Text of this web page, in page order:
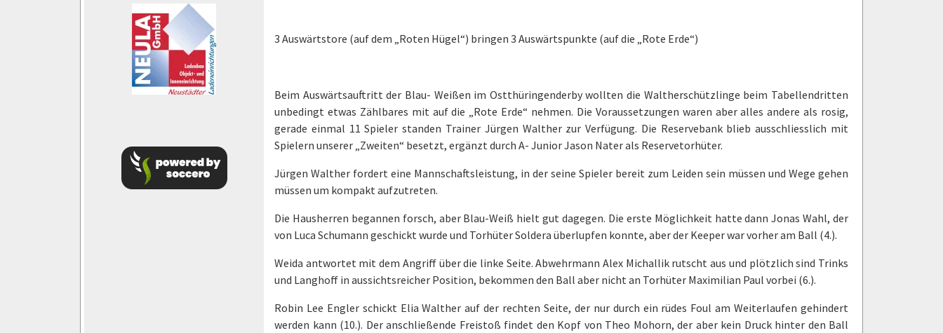
3 Auswärtstore (auf dem „Roten Hügel“) bringen 3 Auswärtspunkte (auf die „Rote Erde“)
Beim Auswärtsauftritt der Blau- Weißen im Ostthüringenderby wollten die Waltherschützlinge beim Tabellendritten
unbedingt etwas Zählbares mit auf die „Rote Erde“ nehmen. Die Voraussetzungen waren aber alles andere als rosig,
gerade einmal 11 Spieler standen Trainer Jürgen Walther zur Verfügung. Die Reservebank blieb ausschliesslich mit
Spielern unserer „Zweiten“ besetzt, ergänzt durch A- Junior Jason Nater als Reservetorhüter.
Jürgen Walther fordert eine Mannschaftsleistung, in der seine Spieler bereit zum Leiden sein müssen und Wege gehen
müssen um kompakt aufzutreten.
Die Hausherren begannen forsch, aber Blau-Weiß hielt gut dagegen. Die erste Möglichkeit hatte dann Jonas Wahl, der
von Luca Schumann geschickt wurde und Torhüter Soldera überlupfen konnte, aber der Keeper war vorher am Ball (4.).
Weida antwortet mit dem Angriff über die linke Seite. Abwehrmann Alex Michallik rutscht aus und plötzlich sind Trinks
und Langhoff in aussichtsreicher Position, bekommen den Ball aber nicht an Torhüter Maximilian Paul vorbei (6.).
Robin Lee Engler schickt Elia Walther auf der rechten Seite, der nur durch ein rüdes Foul am Weiterlaufen gehindert
werden kann (10.). Der anschließende Freistoß findet den Kopf von Theo Mohorn, der aber kein Druck hinter den Ball